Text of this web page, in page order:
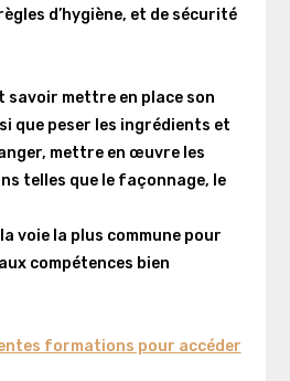
d’hygiène, et de sécurité
savoir mettre en place son
que peser les ingrédients et
mettre en œuvre les
telles que le façonnage, le
voie la plus commune pour
compétences bien
formations pour accéder